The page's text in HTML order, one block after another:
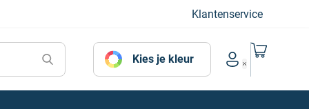
Klantenservice
Kies je kleur
Account menu
Naar mijn